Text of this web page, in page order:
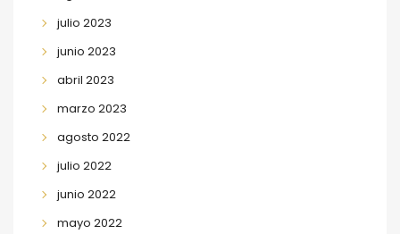
julio 2023
junio 2023
abril 2023
marzo 2023
agosto 2022
julio 2022
junio 2022
mayo 2022